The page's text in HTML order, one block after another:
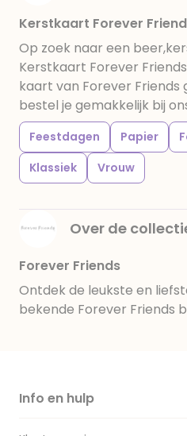
Kerstkaart Forever
Op zoek naar een
Kerstkaart Forever
kaart van Forever
bestel je gemakkelijk bij
Feestdagen Papier
Klassiek
Vrouw
Over de
Forever Friends
Ontdek de leukste en
bekende Forever Friends
Info en hulp